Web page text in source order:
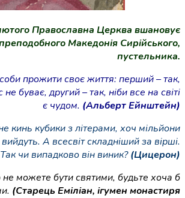
Православна Церква вшановує
Македонія Сирійського,
пустельника.
прожити своє життя: перший – так,
не буває, другий – так, ніби все на світі
є чудом. (Альберт Ейнштейн)
кинь кубики з літерами, хоч мільйони
вийдуть. А всесвіт складніший за вірші.
Так чи випадково він виник?(Цицерон)
можете бути святими, будьте хоча б
(Старець Еміліан, ігумен монастиря